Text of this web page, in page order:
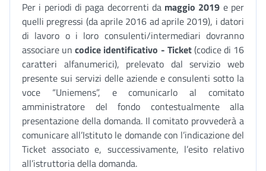
Per i periodi di paga decorrenti da maggio 2019 e per
quelli pregressi (da aprile 2016 ad aprile 2019), i datori
di lavoro o i loro consulenti/intermediari dovranno
associare uncodice identificativo - Ticket(codice di 16
caratteri alfanumerici), prelevato dal servizio web
presente sui servizi delle aziende e consulenti sotto la
voce “Uniemens”, e comunicarlo al comitato
amministratore del fondo contestualmente alla
presentazione della domanda. Il comitato provvederà a
comunicare all’Istituto le domande con l’indicazione del
Ticket associato e, successivamente, l’esito relativo
all’istruttoria della domanda.